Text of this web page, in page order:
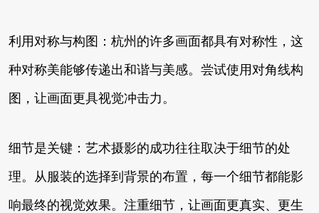
利用对称与构图：杭州的许多画面都具有对称性，这
种对称美能够传递出和谐与美感。尝试使用对角线构
图，让画面更具视觉冲击力。
细节是关键：艺术摄影的成功往往取决于细节的处
理。从服装的选择到背景的布置，每一个细节都能影
响最终的视觉效果。注重细节，让画面更真实、更生